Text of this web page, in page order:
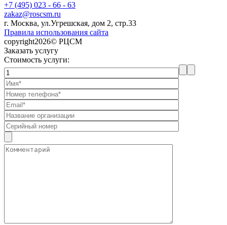
+7 (495) 023 - 66 - 63
zakaz@roscsm.ru
г. Москва, ул.Угрешская, дом 2, стр.33
Правила использования сайта
copyright2026© РЦСМ
Заказать услугу
Стоимость услуги: